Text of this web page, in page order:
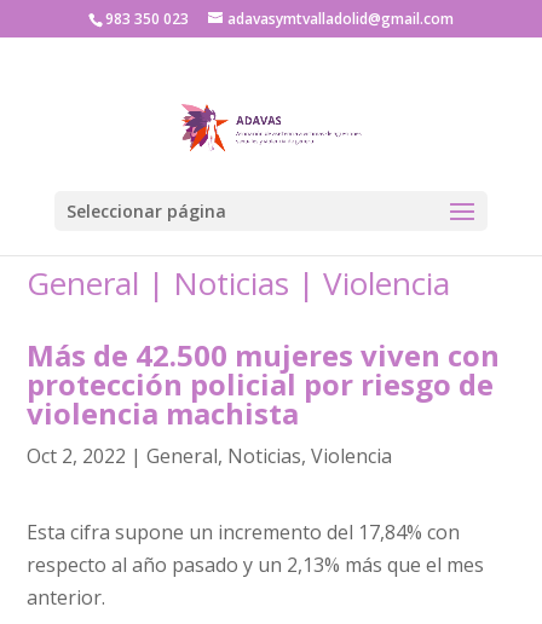
983 350 023 adavasymtvalladolid@gmail.com
Seleccionar página
General | Noticias |Violencia
Más de 42.500 mujeres viven con
protección policial por riesgo de
violencia machista
Oct 2, 2022 |General, Noticias,Violencia
Esta cifra supone un incremento del 17,84% con
respecto al año pasado y un 2,13% más que el mes
anterior.